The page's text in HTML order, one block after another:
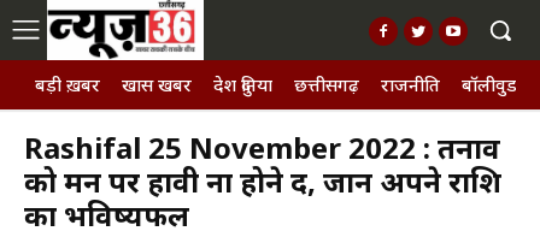
बड़ी ख़बर खास खबर देश दुनिया छत्तीसगढ़ राजनीति बॉलीवुड,
Rashifal 25 November 2022 : तनाव
को मन पर हावी ना होने दें, जानें अपने राशि
का भविष्यफल